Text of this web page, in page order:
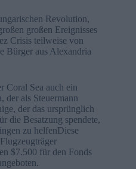
Revolution,
großen Ereignisses
Crisis teilweise von
Bürger aus Alexandria
Coral Sea auch ein
der als Steuermann
der das ursprünglich
die Besatzung spendete,
zu helfenDiese
$7.500 für den Fonds